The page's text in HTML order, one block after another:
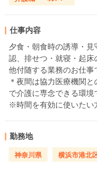
仕事内容
夕食・朝食時の誘導・
認、排せつ・就寝・起
他付随する業務のお仕事
＊夜間は協力医療機関と
で介護に専念できる環境
※時間を有効に使いたい
勤務地
神奈川県 横浜市港北